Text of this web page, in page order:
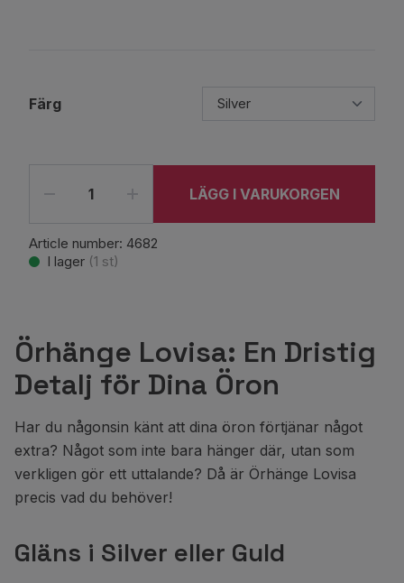
Färg
LÄGG I VARUKORGEN
Article number: 4682
I lager (1 st)
Örhänge Lovisa: En Dristig
Detalj för Dina Öron
Har du någonsin känt att dina öron förtjänar något
extra? Något som inte bara hänger där, utan som
verkligen gör ett uttalande? Då är Örhänge Lovisa
precis vad du behöver!
Gläns i Silver eller Guld